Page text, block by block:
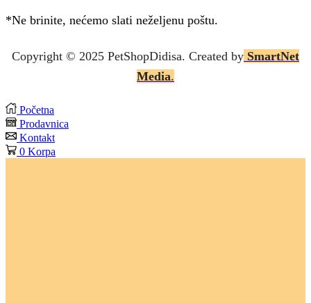
*Ne brinite, nećemo slati neželjenu poštu.
Copyright © 2025 PetShopDidisa. Created by SmartNet
Media.
Početna
Prodavnica
Kontakt
0 Korpa